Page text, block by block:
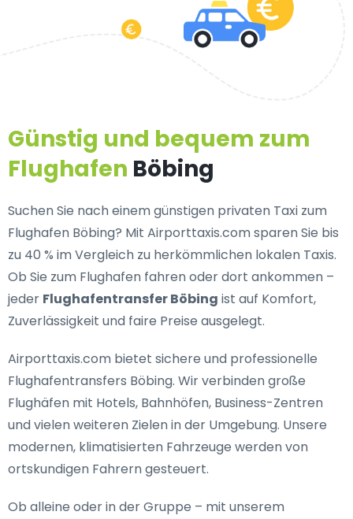
Günstig und bequem zum
Flughafen Böbing
Suchen Sie nach einemgünstigen privaten Taxi zum
Flughafen Böbing? Mit Airporttaxis.com sparen Sie bis
zu 40 % im Vergleich zu herkömmlichen lokalen Taxis.
Ob Sie zum Flughafen fahren oder dort ankommen –
jeder Flughafentransfer Böbing ist auf Komfort,
Zuverlässigkeit und faire Preise ausgelegt.
Airporttaxis.com bietet sichere und professionelle
Flughafentransfers Böbing. Wir verbinden große
Flughäfen mit Hotels, Bahnhöfen, Business-Zentren
und vielen weiteren Zielen in der Umgebung. Unsere
modernen, klimatisierten Fahrzeuge werden von
ortskundigen Fahrern gesteuert.
Ob alleine oder in der Gruppe – mit unserem